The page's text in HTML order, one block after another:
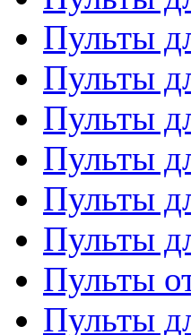
Пульты
Пульты
Пульты
Пульты
Пульты
Пульты
Пульты
Пульты